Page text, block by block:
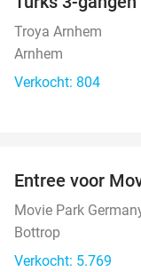
Troya Arnhem
Arnhem
Verkocht: 804
Entree voor
Movie Park
Bottrop
Verkocht: 5.769